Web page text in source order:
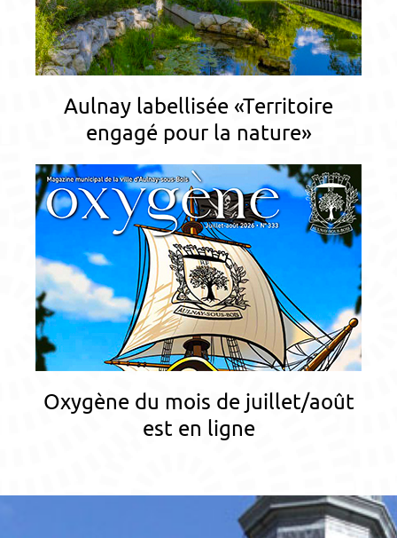
Aulnay labellisée «Territoire
engagé pour la nature»
Oxygène du mois de juillet/août
est en ligne